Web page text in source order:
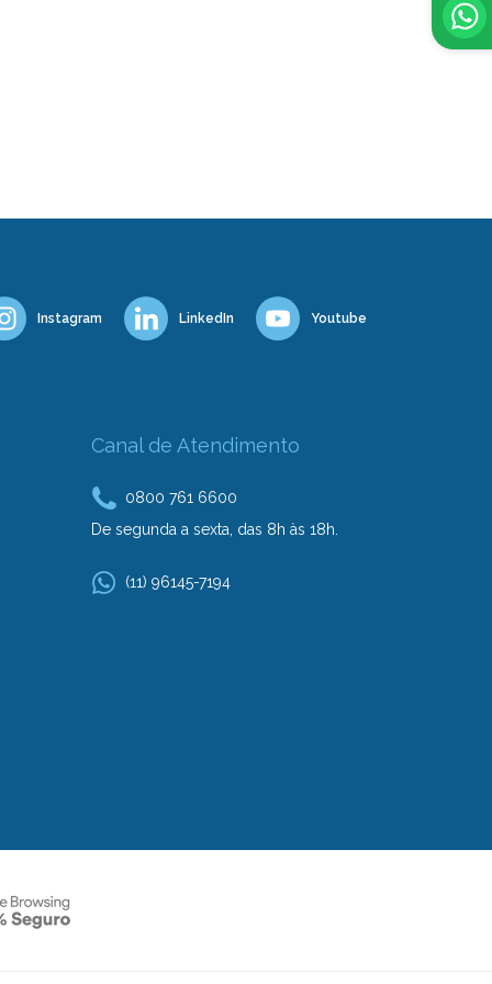
Instagram LinkedIn Youtube
Canal de Atendimento
0800 761 6600
De segunda a sexta, das 8h às 18h.
(11) 96145-7194